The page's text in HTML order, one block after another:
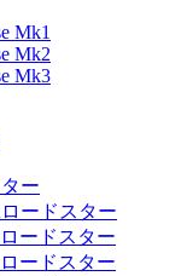
Mk1
Mk2
Mk3
ー
ードスター
ードスター
ードスター